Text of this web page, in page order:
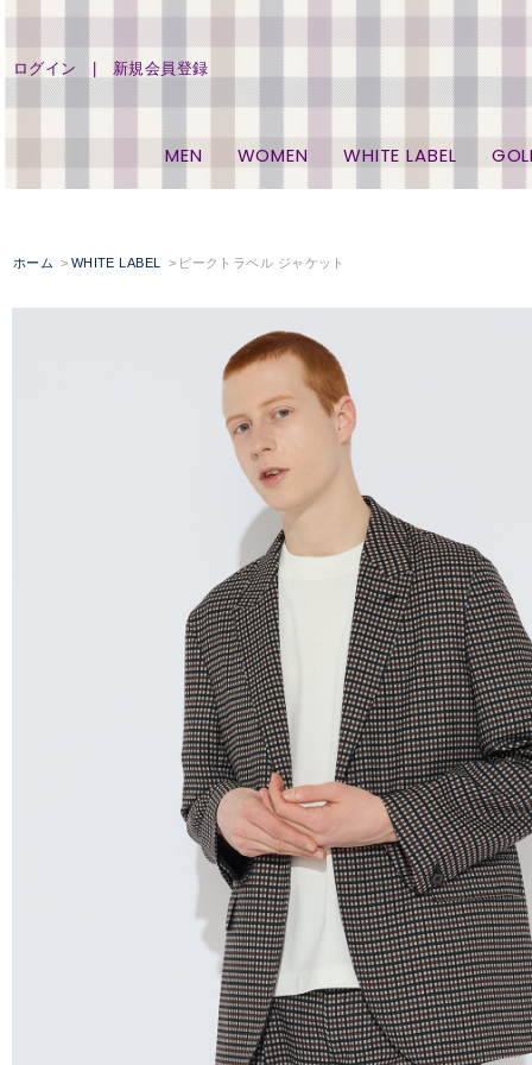
ログイン 新規会員登録
MEN WOMEN WHITE LABEL
ホーム WHITE LABEL ピークトラペル ジャケット